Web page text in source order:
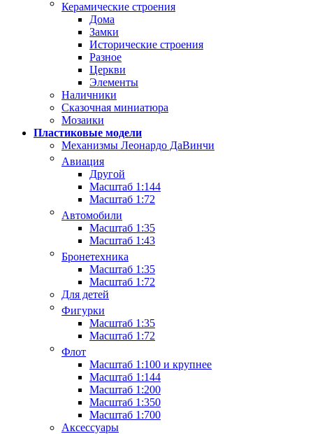
Керамические строения
Дома
Замки
Исторические строения
Разное
Церкви
Элементы
Наличники
Сказочная миниатюра
Мозаики
Пластиковые модели
Механизмы Леонардо ДаВинчи
Авиация
Другой
Масштаб 1:144
Масштаб 1:72
Автомобили
Масштаб 1:35
Масштаб 1:43
Бронетехника
Масштаб 1:35
Масштаб 1:72
Для детей
Фигурки
Масштаб 1:35
Масштаб 1:72
Флот
Масштаб 1:100 и крупнее
Масштаб 1:144
Масштаб 1:200
Масштаб 1:350
Масштаб 1:700
Аксессуары